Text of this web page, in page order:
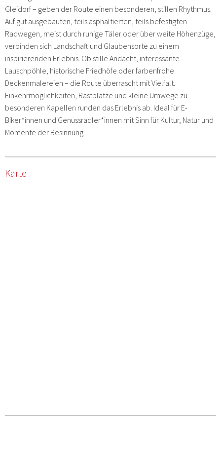
Gleidorf – geben der Route einen besonderen, stillen Rhythmus.
Auf gut ausgebauten, teils asphaltierten, teils befestigten
Radwegen, meist durch ruhige Täler oder über weite Höhenzüge,
verbinden sich Landschaft und Glaubensorte zu einem
inspirierenden Erlebnis. Ob stille Andacht, interessante
Lauschpöhle, historische Friedhöfe oder farbenfrohe
Deckenmalereien – die Route überrascht mit Vielfalt.
Einkehrmöglichkeiten, Rastplätze und kleine Umwege zu
besonderen Kapellen runden das Erlebnis ab. Ideal für E-
Biker*innen und Genussradler*innen mit Sinn für Kultur, Natur und
Momente der Besinnung.
Karte